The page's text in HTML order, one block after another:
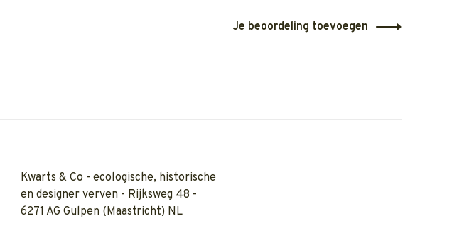
Je beoordeling toevoegen
Kwarts & Co - ecologische, historische
en designer verven - Rijksweg 48 -
6271 AG Gulpen (Maastricht) NL